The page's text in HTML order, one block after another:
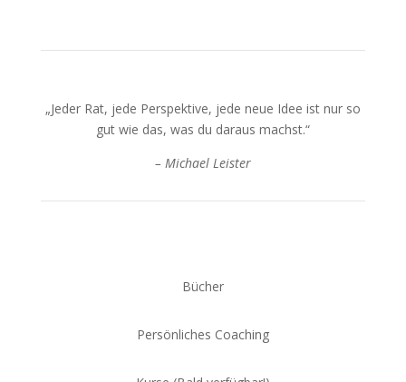
„Jeder Rat, jede Perspektive, jede neue Idee ist nur so
gut wie das, was du daraus machst.“
– Michael Leister
Bücher
Persönliches Coaching